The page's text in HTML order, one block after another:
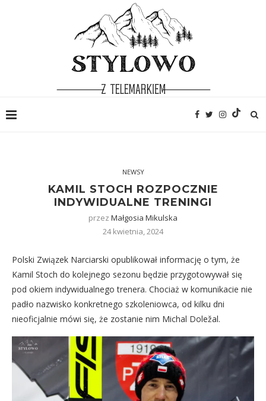
NEWSY
KAMIL STOCH ROZPOCZNIE
INDYWIDUALNE TRENINGI
przez Małgosia Mikulska
24 kwietnia, 2024
Polski Związek Narciarski opublikował informację o tym, że
Kamil Stoch do kolejnego sezonu będzie przygotowywał się
pod okiem indywidualnego trenera. Chociaż w komunikacie nie
padło nazwisko konkretnego szkoleniowca, od kilku dni
nieoficjalnie mówi się, że zostanie nim Michal Doležal.